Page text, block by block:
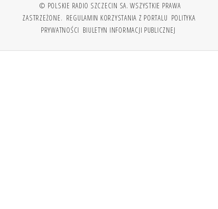
© POLSKIE RADIO SZCZECIN SA. WSZYSTKIE PRAWA
ZASTRZEŻONE. REGULAMIN KORZYSTANIA Z PORTALU POLITYKA
PRYWATNOŚCI BIULETYN INFORMACJI PUBLICZNEJ